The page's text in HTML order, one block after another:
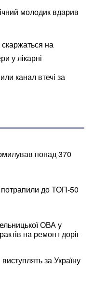
молодик вдарив
на
у лікарні
канал втечі за
понад 370
потрапили до ТОП-50
ОВА у
на ремонт доріг
за Україну